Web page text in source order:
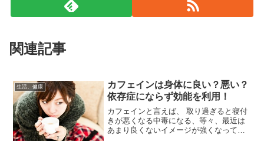
関連記事
生活、健康
カフェインは身体に良い？悪い？
依存症にならず効能を利用！
カフェインと言えば、 取り過ぎると寝付
きが悪くなる中毒になる、等々、最近は
あまり良くないイメージが強くなってい